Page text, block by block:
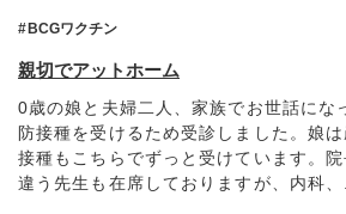
BCGワクチン
親切でアットホーム
0歳の娘と夫婦二人、家族でお世話にな
防接種を受けるため受診しました。娘
接種もこちらでずっと受けています。
違う先生も在席しておりますが、内科、